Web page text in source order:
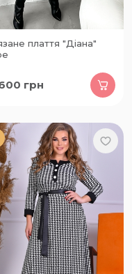
плаття "Діана"
грн